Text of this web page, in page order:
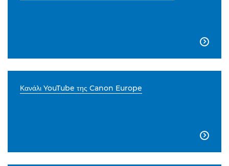

Κανάλι YouTube της Canon Europe
